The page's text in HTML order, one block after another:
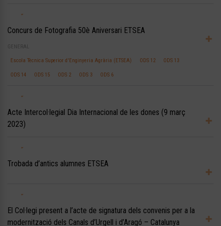
Concurs de Fotografia 50è Aniversari ETSEA
GENERAL
Escola Tècnica Superior d'Enginyeria Agrària (ETSEA) ODS 12 ODS 13
ODS 14 ODS 15 ODS 2 ODS 3 ODS 6
Acte Intercol·legial Dia Internacional de les dones (9 març
2023)
Trobada d’antics alumnes ETSEA
El Col·legi present a l’acte de signatura dels convenis per a la
modernització dels Canals d’Urgell i d’Aragó – Catalunya